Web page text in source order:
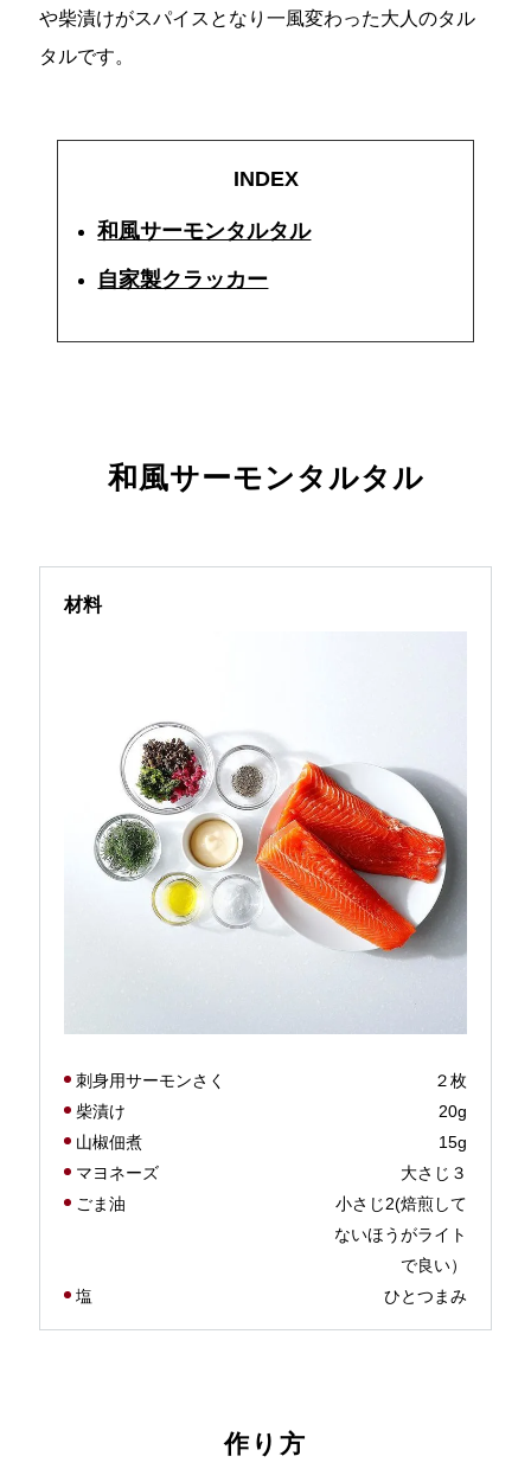
や柴漬けがスパイスとなり一風変わった大人のタル
タルです。
INDEX
和風サーモンタルタル
自家製クラッカー
和風サーモンタルタル
材料
刺身用サーモンさく
２枚
柴漬け
20g
山椒佃煮
15g
マヨネーズ
大さじ３
ごま油
小さじ2(焙煎して
ないほうがライト
で良い）
塩
ひとつまみ
作り方